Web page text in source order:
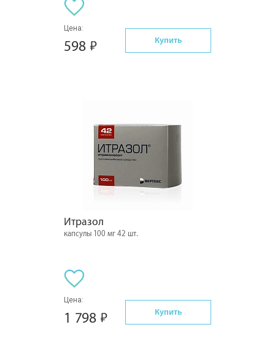
Цена:
598 Купить
Итразол
капсулы 100 мг 42 шт.
Цена:
1 798 Купить